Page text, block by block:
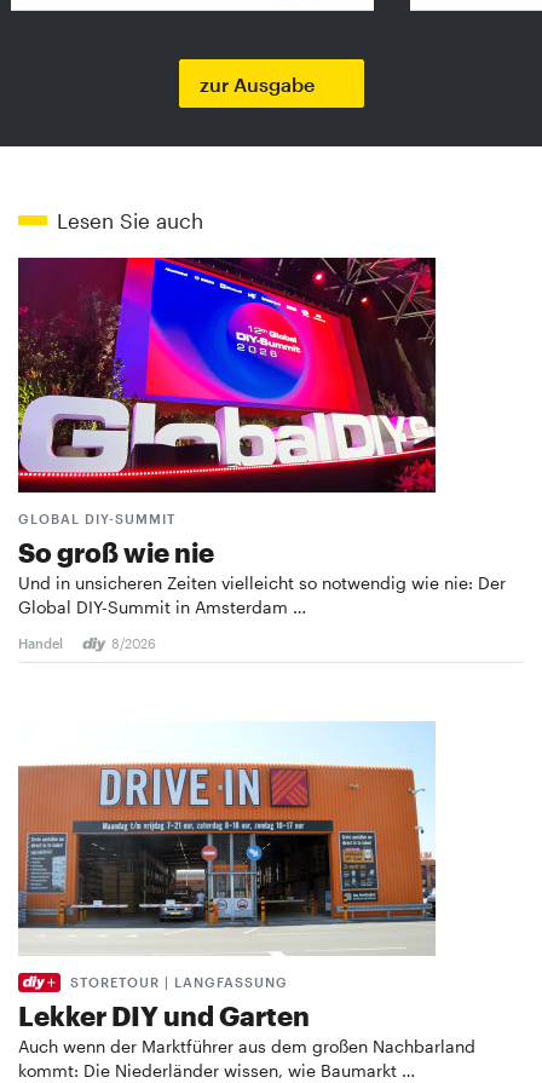
zur Ausgabe
Lesen Sie auch
GLOBAL DIY-SUMMIT
So groß wie nie
Und in unsicheren Zeiten vielleicht so notwendig wie nie: Der
Global DIY-Summit in Amsterdam …
Handel 8/2026
STORETOUR | LANGFASSUNG
Lekker DIY und Garten
Auch wenn der Marktführer aus dem großen Nachbarland
kommt: Die Niederländer wissen, wie Baumarkt …